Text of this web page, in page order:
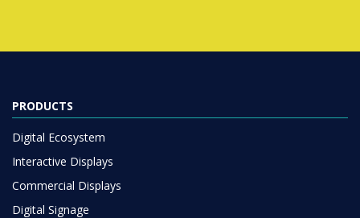
PRODUCTS
Digital Ecosystem
Interactive Displays
Commercial Displays
Digital Signage